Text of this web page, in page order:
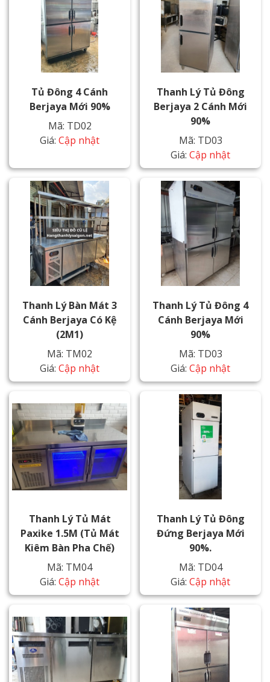
Tủ Đông 4 Cánh
Berjaya Mới 90%
Mã: TD02
Giá: Cập nhật
Thanh Lý Tủ Đông
Berjaya 2 Cánh Mới
90%
Mã: TD03
Giá: Cập nhật
Thanh Lý Bàn Mát 3
Cánh Berjaya Có Kệ
(2M1)
Mã: TM02
Giá: Cập nhật
Thanh Lý Tủ Đông 4
Cánh Berjaya Mới
90%
Mã: TD03
Giá: Cập nhật
Thanh Lý Tủ Mát
Paxike 1.5M (Tủ Mát
Kiêm Bàn Pha Chế)
Mã: TM04
Giá: Cập nhật
Thanh Lý Tủ Đông
Đứng Berjaya Mới
90%.
Mã: TD04
Giá: Cập nhật